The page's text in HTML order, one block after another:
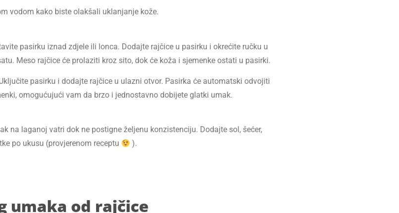
vodom kako biste olakšali uklanjanje kože.
pasirku iznad zdjele ili lonca. Dodajte rajčice u pasirku i okrećite ručku u
Meso rajčice će prolaziti kroz sito, dok će koža i sjemenke ostati u pasirki.
pasirku i dodajte rajčice u ulazni otvor. Pasirka će automatski odvojiti
omogućujući vam da brzo i jednostavno dobijete glatki umak.
na laganoj vatri dok ne postigne željenu konzistenciju. Dodajte sol, šećer,
po ukusu (provjerenom receptu
).
umaka od rajčice